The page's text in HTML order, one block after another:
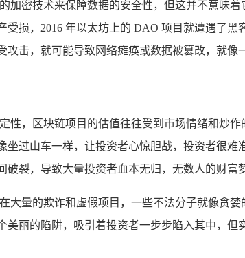
加密技术来保障数据的安全性，但这并不意味
损，2016 年以太坊上的 DAO 项目就遭遇了
击，就可能导致网络瘫痪或数据被篡改，就像
性，区块链项目的估值往往受到市场情绪和炒
过山车一样，让投资者心惊胆战，投资者很难
裂，导致大量投资者血本无归，无数人的财富
大量的欺诈和虚假项目，一些不法分子就像贪
丽的陷阱，吸引着投资者一步步陷入其中，但